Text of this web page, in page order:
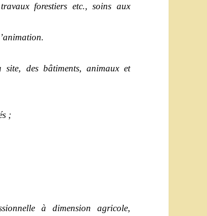
forestiers etc., soins aux
des bâtiments, animaux et
;
à dimension agricole,